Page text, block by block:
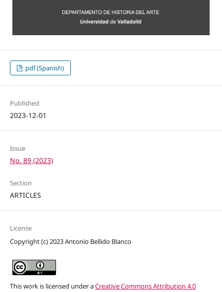
pdf (Spanish)
Published
2023-12-01
Issue
No. 89 (2023)
Section
ARTICLES
License
Copyright (c) 2023 Antonio Bellido Blanco
This work is licensed under aCreative Commons Attribution 4.0